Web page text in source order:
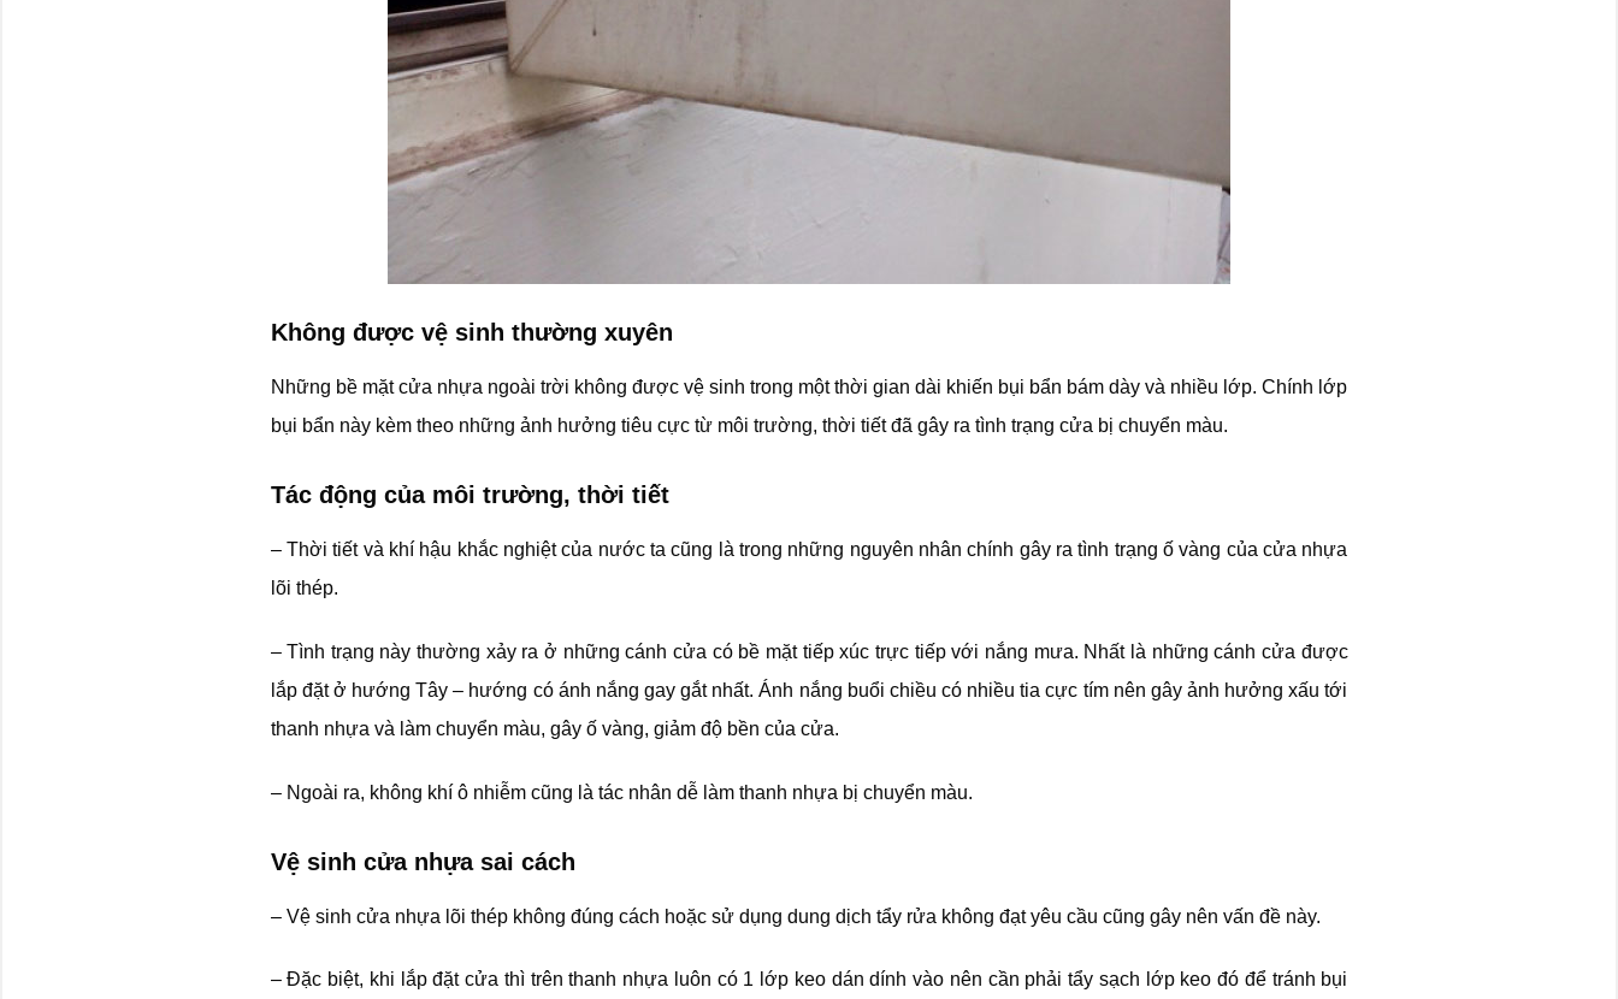
Không được vệ sinh thường xuyên
Những bề mặt cửa nhựa ngoài trời không được vệ sinh trong một thời gian dài khiến bụi bẩn bám dày và nhiều lớp. Chính lớp
bụi bẩn này kèm theo những ảnh hưởng tiêu cực từ môi trường, thời tiết đã gây ra tình trạng cửa bị chuyển màu.
Tác động của môi trường, thời tiết
– Thời tiết và khí hậu khắc nghiệt của nước ta cũng là trong những nguyên nhân chính gây ra tình trạng ố vàng của cửa nhựa
lõi thép.
– Tình trạng này thường xảy ra ở những cánh cửa có bề mặt tiếp xúc trực tiếp với nắng mưa. Nhất là những cánh cửa được
lắp đặt ở hướng Tây – hướng có ánh nắng gay gắt nhất. Ánh nắng buổi chiều có nhiều tia cực tím nên gây ảnh hưởng xấu tới
thanh nhựa và làm chuyển màu, gây ố vàng, giảm độ bền của cửa.
– Ngoài ra, không khí ô nhiễm cũng là tác nhân dễ làm thanh nhựa bị chuyển màu.
Vệ sinh cửa nhựa sai cách
– Vệ sinh cửa nhựa lõi thép không đúng cách hoặc sử dụng dung dịch tẩy rửa không đạt yêu cầu cũng gây nên vấn đề này.
– Đặc biệt, khi lắp đặt cửa thì trên thanh nhựa luôn có 1 lớp keo dán dính vào nên cần phải tẩy sạch lớp keo đó để tránh bụi